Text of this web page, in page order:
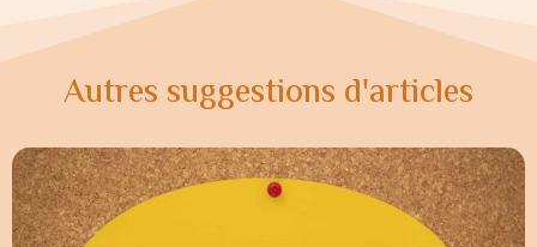
Autres suggestions d'articles